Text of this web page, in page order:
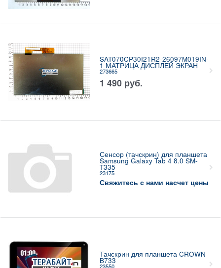
SAT070CP30I21R2-26097M019IN-
1 МАТРИЦА ДИСПЛЕЙ ЭКРАН
273665
1 490 руб.
Сенсор (тачскрин) для планшета
Samsung Galaxy Tab 4 8.0 SM-
T335
23175
Свяжитесь с нами насчет цены
Тачскрин для планшета CROWN
B733
23550